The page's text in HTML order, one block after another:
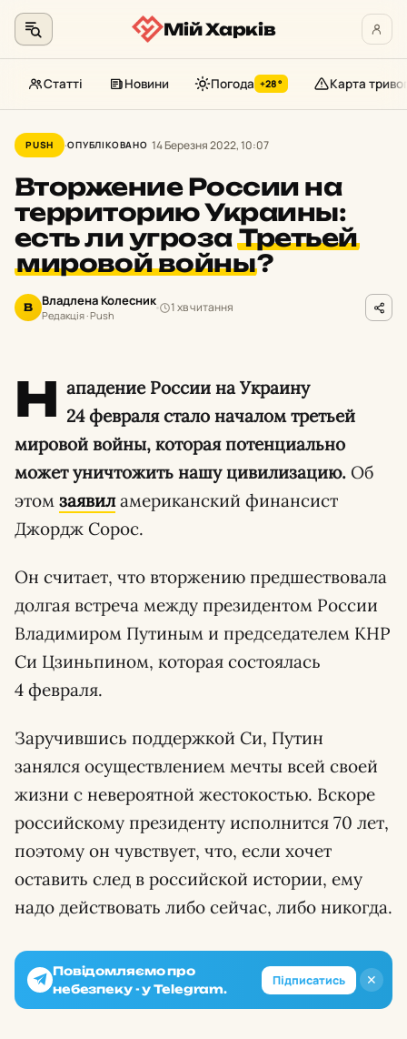
до
контенту
Мій Харків
Статті Новини Погода +28° Карта
PUSH ОПУБЛІКОВАНО 14 Березня 2022, 10:07
Вторжение России на
территорию Украины:
есть ли угрозаТретьей
мировой войны?
В Владлена Колесник
Редакція · Push
1 хв читання
Н ападение России на Украину
24 февраля стало началом третьей
мировой войны, которая потенциально
может уничтожить нашу цивилизацию. Об
этом заявиламериканский финансист
Джордж Сорос.
Он считает, что вторжению предшествовала
долгая встреча между президентом России
Владимиром Путиным и председателем КНР
Си Цзиньпином, которая состоялась
4 февраля.
Заручившись поддержкой Си, Путин
занялся осуществлением мечты всей своей
жизни с невероятной жестокостью. Вскоре
российскому президенту исполнится 70 лет,
поэтому он чувствует, что, если хочет
оставить след в российской истории, ему
надо действовать либо сейчас, либо никогда.
✕
Повідомляємо про
небезпеку - у Telegram.
Підписатись